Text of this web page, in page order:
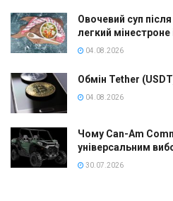
Овочевий суп
легкий мінестроне
04.08.2026
Обмін Tether
04.08.2026
Чому Can-Am
універсальним
30.07.2026